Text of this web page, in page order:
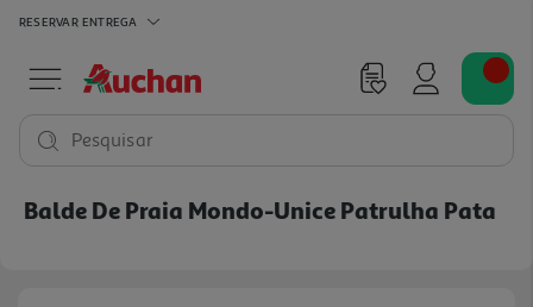
RESERVAR ENTREGA
Pesquisar
Balde De Praia Mondo-Unice Patrulha Pata